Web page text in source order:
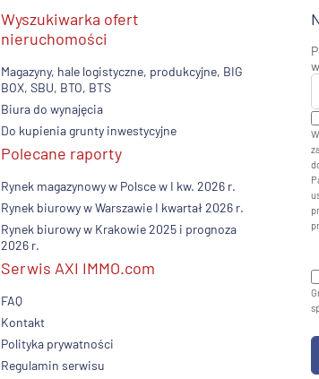
Wyszukiwarka ofert
nieruchomości
Magazyny, hale logistyczne, produkcyjne, BIG
BOX, SBU, BTO, BTS
Biura do wynajęcia
Do kupienia grunty inwestycyjne
Polecane raporty
Rynek magazynowy w Polsce w I kw. 2026 r.
Rynek biurowy w Warszawie I kwartał 2026 r.
Rynek biurowy w Krakowie 2025 i prognoza
2026 r.
Serwis AXI IMMO.com
FAQ
Kontakt
Polityka prywatności
Regulamin serwisu